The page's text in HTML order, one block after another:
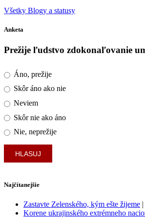
Všetky Blogy a statusy
Anketa
Prežije ľudstvo zdokonaľovanie
Áno, prežije
Skôr áno ako nie
Neviem
Skôr nie ako áno
Nie, neprežije
Najčítanejšie
Zastavte Zelenského, kým ešte žijeme |
Korene ukrajinského extrémneho